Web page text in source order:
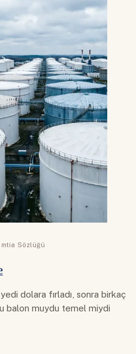
Sözlüğü
dolara fırladı, sonra birkaç
balon muydu temel miydi